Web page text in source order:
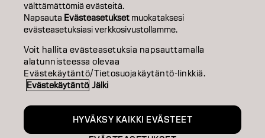
JulkaisijaTietosuojakäytäntö
Accessibility
FI | Finnish
Goldwell is part of
välttämättömiä evästeitä.
Napsauta Evästeasetukset muokataksesi
evästeasetuksiasi verkkosivustollamme.
Voit hallita evästeasetuksia napsauttamalla
alatunnisteessa olevaa
Evästekäytäntö/Tietosuojakäytäntö-linkkiä.
Evästekäytäntö Jälki
HYVÄKSY KAIKKI EVÄSTEET